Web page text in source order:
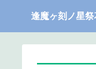
逢魔ヶ刻ノ星